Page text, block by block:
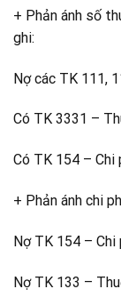
+ Phản ánh số
ghi:
Nợ các TK 111,
Có TK 3331 –
Có TK 154 – Chi
+ Phản ánh chi
Nợ TK 154 – Chi
Nợ TK 133 –